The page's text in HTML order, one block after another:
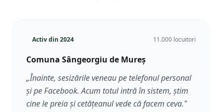
Activ din 2024 11.000 locuitori
Comuna Sângeorgiu de Mureș
„Înainte, sesizările veneau pe telefonul personal
și pe Facebook. Acum totul intră în sistem, știm
cine le preia și cetățeanul vede că facem ceva."